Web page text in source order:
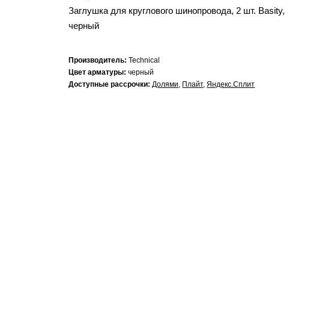
Заглушка для круглового шинопровода, 2 шт. Basity,
черный
Производитель:Technical
Цвет арматуры:черный
Доступные рассрочки:Долями, Плайт,Яндекс.Сплит